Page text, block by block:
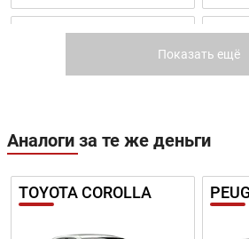
ELANTRA 2021
Цена от:
1 824 820 ₽
В кредит от:
2
Показать ещё
Аналоги за те же деньги
TOYOTA COROLLA